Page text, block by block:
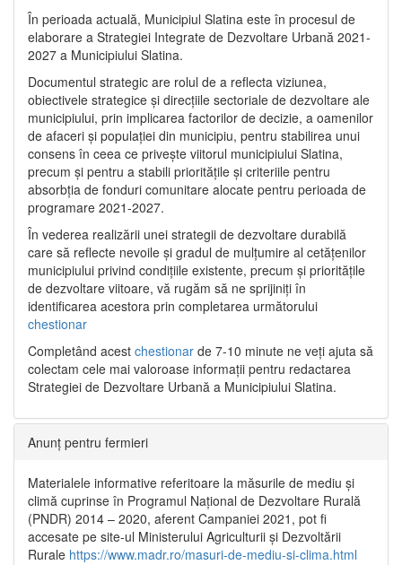
În perioada actuală, Municipiul Slatina este în procesul de
elaborare a Strategiei Integrate de Dezvoltare Urbană 2021‐
2027 a Municipiului Slatina.
Documentul strategic are rolul de a reflecta viziunea,
obiectivele strategice și direcțiile sectoriale de dezvoltare ale
municipiului, prin implicarea factorilor de decizie, a oamenilor
de afaceri și populației din municipiu, pentru stabilirea unui
consens în ceea ce privește viitorul municipiului Slatina,
precum și pentru a stabili prioritățile și criteriile pentru
absorbția de fonduri comunitare alocate pentru perioada de
programare 2021-2027.
În vederea realizării unei strategii de dezvoltare durabilă
care să reflecte nevoile și gradul de mulțumire al cetățenilor
municipiului privind condițiile existente, precum și prioritățile
de dezvoltare viitoare, vă rugăm să ne sprijiniți în
identificarea acestora prin completarea următorului
chestionar
Completând acest chestionar de 7-10 minute ne veți ajuta să
colectam cele mai valoroase informații pentru redactarea
Strategiei de Dezvoltare Urbană a Municipiului Slatina.
Anunț pentru fermieri
Materialele informative referitoare la măsurile de mediu și
climă cuprinse în Programul Național de Dezvoltare Rurală
(PNDR) 2014 – 2020, aferent Campaniei 2021, pot fi
accesate pe site-ul Ministerului Agriculturii și Dezvoltării
Rurale https://www.madr.ro/masuri-de-mediu-si-clima.html